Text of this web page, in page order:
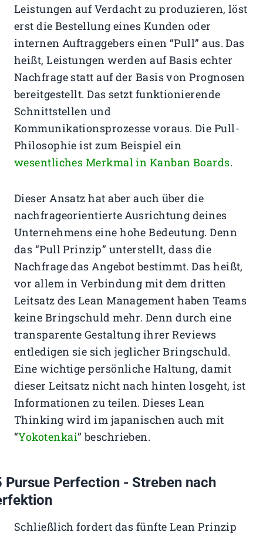
Leistungen auf Verdacht zu produzieren, löst
erst die Bestellung eines Kunden oder
internen Auftraggebers einen “Pull” aus. Das
heißt, Leistungen werden auf Basis echter
Nachfrage statt auf der Basis von Prognosen
bereitgestellt. Das setzt funktionierende
Schnittstellen und
Kommunikationsprozesse voraus. Die Pull-
Philosophie ist zum Beispiel ein
wesentliches Merkmal in Kanban Boards.
Dieser Ansatz hat aber auch über die
nachfrageorientierte Ausrichtung deines
Unternehmens eine hohe Bedeutung. Denn
das “Pull Prinzip” unterstellt, dass die
Nachfrage das Angebot bestimmt. Das heißt,
vor allem in Verbindung mit dem dritten
Leitsatz des Lean Management haben Teams
keine Bringschuld mehr. Denn durch eine
transparente Gestaltung ihrer Reviews
entledigen sie sich jeglicher Bringschuld.
Eine wichtige persönliche Haltung, damit
dieser Leitsatz nicht nach hinten losgeht, ist
Informationen zu teilen. Dieses Lean
Thinking wird im japanischen auch mit
“Yokotenkai” beschrieben.
Pursue Perfection - Streben nach
Schließlich fordert das fünfte Lean Prinzip